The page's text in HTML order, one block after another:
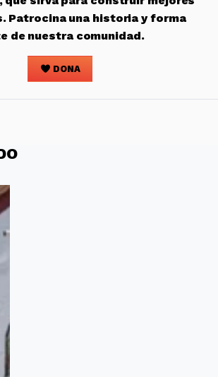
Patrocina una historia y forma
de nuestra comunidad.
DONA